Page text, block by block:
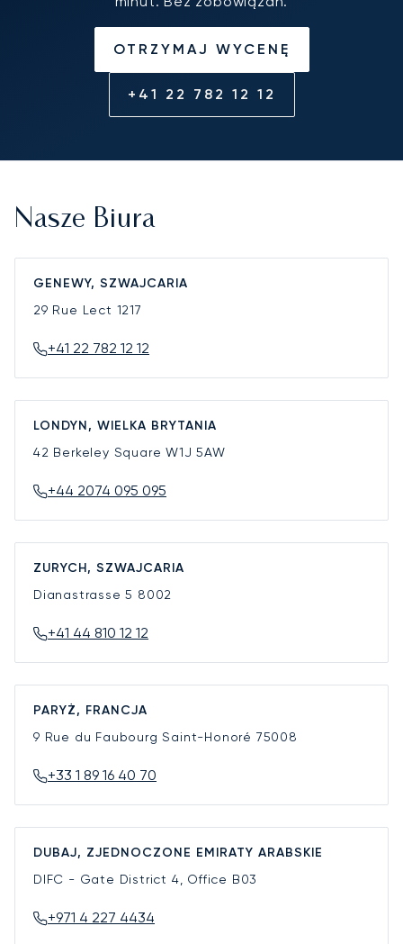
OTRZYMAJ WYCENĘ
+41 22 782 12 12
Nasze Biura
GENEWY, SZWAJCARIA
29 Rue Lect 1217
+41 22 782 12 12
LONDYN, WIELKA BRYTANIA
42 Berkeley SquareW1J 5AW
+44 2074 095 095
ZURYCH, SZWAJCARIA
Dianastrasse 5 8002
+41 44 810 12 12
PARYŻ, FRANCJA
9 Rue du Faubourg Saint-Honoré 75008
+33 1 89 16 40 70
DUBAJ, ZJEDNOCZONE EMIRATY ARABSKIE
DIFC - Gate District 4, Office B03
+971 4 227 4434